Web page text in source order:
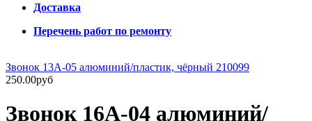
Доставка
Перечень работ по ремонту
Звонок 13A-05 алюминий/пластик, чёрный 210099
250.00руб
Звонок 16A-04 алюминий/